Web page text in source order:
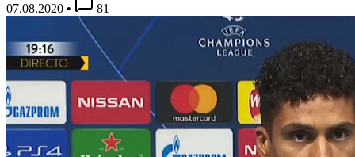
07.08.2020 • 81